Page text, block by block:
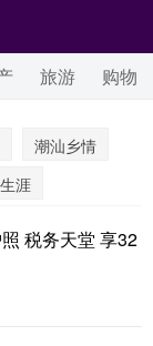
旅游 购物
潮汕乡情
涯
税务天堂 享32